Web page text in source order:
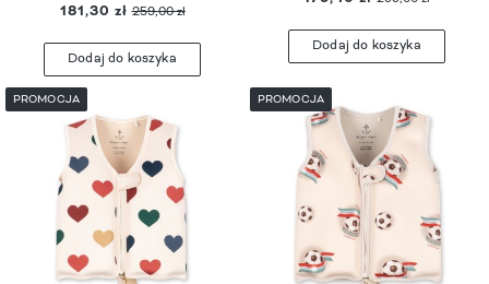
181,30 zł 259,00 zł
Dodaj do koszyka
Dodaj do koszyka
PROMOCJA PROMOCJA